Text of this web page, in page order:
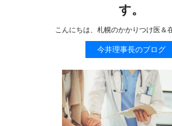
す。
こんにちは、札幌のかかりつけ医＆
今井理事長のブログ